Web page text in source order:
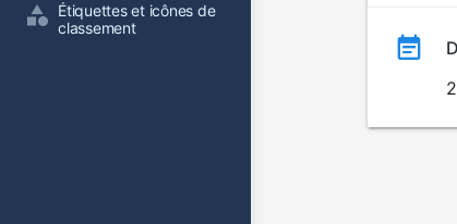
Étiquettes et icônes de
classement